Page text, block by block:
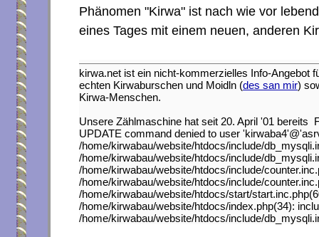
Phänomen "Kirwa" ist nach wie vor
eines Tages mit einem neuen, anderen
kirwa.net ist ein nicht-kommerzielles Info-Angebot
echten Kirwaburschen und Moidln (des san mir)
Kirwa-Menschen.
Unsere Zählmaschine hat seit 20. April '01 bereits
UPDATE command denied to user
/home/kirwabau/website/htdocs/include/
/home/kirwabau/website/htdocs/include/
/home/kirwabau/website/htdocs/include/
/home/kirwabau/website/htdocs/include/
/home/kirwabau/website/htdocs/start/
/home/kirwabau/website/htdocs/index.php(34):
/home/kirwabau/website/htdocs/include/